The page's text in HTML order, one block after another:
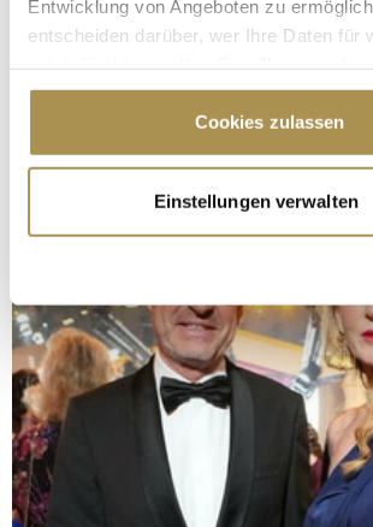
Entwicklung von Angeboten zu
entscheiden darüber, wer Ihre Daten für
Cookie-Erklärung oder durch Klicken
Trigger Symbol ändern oder widerrufen
Informationen über Ihre
erfassen, welche bis auf einige
bestimmten Merkmalen
Erfahren Sie mehr darüber, wie Ihre
verarbeitet werden, und legen Sie Ihre
Abschnitt Einzelheiten
Wir verwenden Cookies, um Inhalte und
personalisieren, Funktionen für soziale
Cookies zulassen
Einstellungen verwalten